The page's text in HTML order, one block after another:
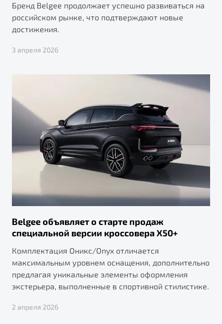
Бренд Belgee продолжает успешно развиваться на
российском рынке, что подтверждают новые
достижения.
3 апреля 2026
Belgee объявляет о старте продаж
специальной версии кроссовера X50+
Комплектация Оникс/Onyx отличается
максимальным уровнем оснащения, дополнительно
предлагая уникальные элементы оформления
экстерьера, выполненные в спортивной стилистике.
2 апреля 2026